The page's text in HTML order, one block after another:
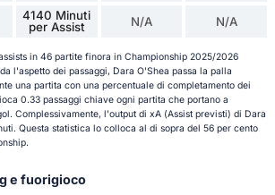
4140 Minuti
per Assist
N/A N/A
in 46 partite finora in Championship 2025/2026
l'aspetto dei passaggi, Dara O'Shea passa la palla
una partita con una percentuale di completamento dei
0.33 passaggi chiave ogni partita che portano a
Complessivamente, l'output di xA (Assist previsti) di Dara
Questa statistica lo colloca al di sopra del 56 per cento
e fuorigioco